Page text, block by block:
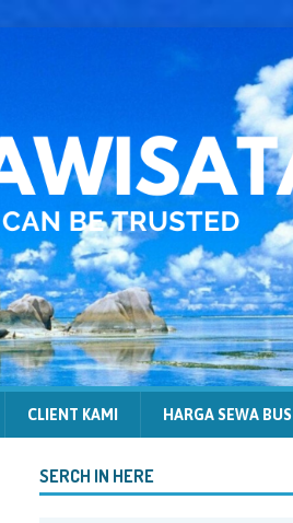
CLIENT KAMI HARGA SEWA BUS
SERCH IN HERE